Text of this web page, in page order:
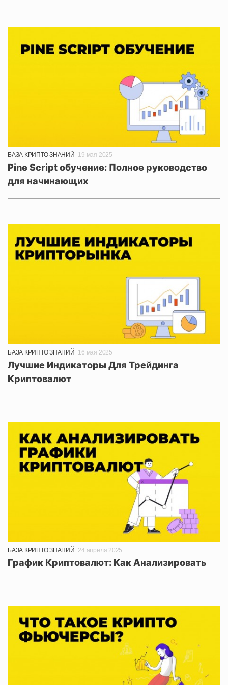
БАЗА КРИПТО ЗНАНИЙ 19 мая 2025
Pine Script обучение: Полное руководство
для начинающих
БАЗА КРИПТО ЗНАНИЙ 16 мая 2025
Лучшие Индикаторы Для Трейдинга
Криптовалют
БАЗА КРИПТО ЗНАНИЙ 24 апреля 2025
График Криптовалют: Как Анализировать